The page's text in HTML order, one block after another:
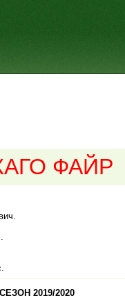
ФАЙР
СЕЗОН 2019/2020